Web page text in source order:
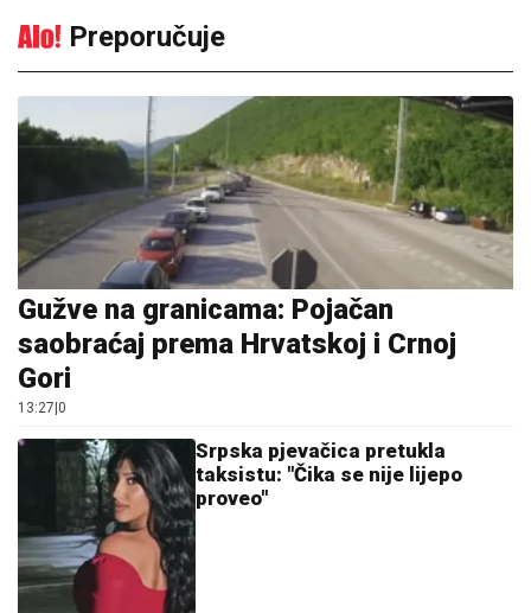
Hibrid broj 1 koji osvaja Evropu, sada po specijalnoj
akcijskoj ceni od 19.990€ do 31.8.
03. 08. 2026 13:23
25.000 kupaca već kupuje uz PerSu Extra. A ti? Saznaj
više